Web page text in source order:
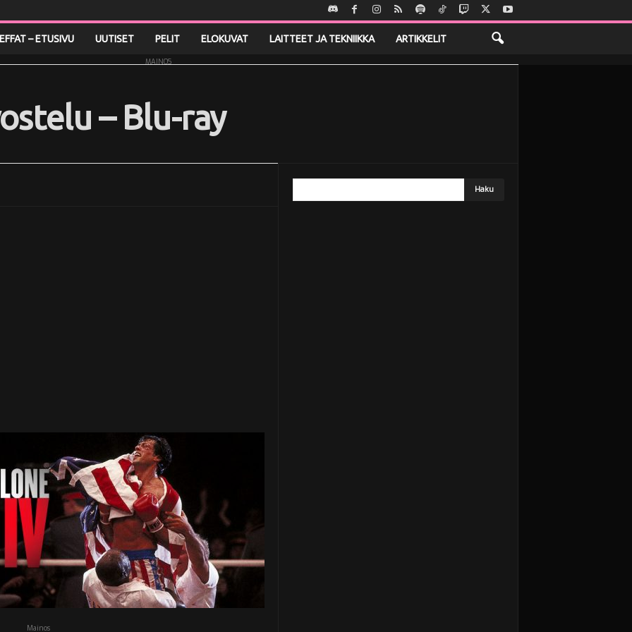
– ETUSIVU UUTISET PELIT ELOKUVAT LAITTEET JA TEKNIIKKA ARTIKKELIT
MAINOS
– Blu-ray
Mainos